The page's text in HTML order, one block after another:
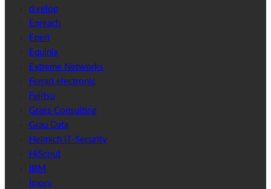
d.velop
Enreach
Eperi
Equinix
Extreme Networks
Ferrari electronic
Fujitsu
Grass Consulting
Grau Data
Helmich IT-Security
HiScout
IBM
Imory